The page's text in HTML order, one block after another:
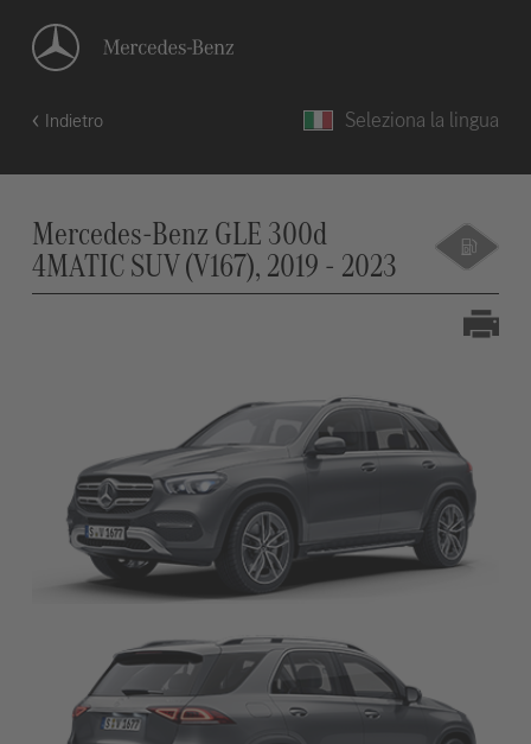
Indietro Seleziona la lingua
Mercedes-Benz GLE 300d
4MATIC SUV (V167), 2019 - 2023